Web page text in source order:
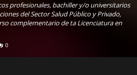
profesionales, bachiller y/o universitarios
del Sector Salud Público y Privado,
complementario de ta Licenciatura en
0